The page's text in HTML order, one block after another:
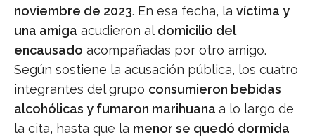
noviembre de 2023. En esa fecha, la víctima y
una amiga acudieron al domicilio del
encausado acompañadas por otro amigo.
Según sostiene la acusación pública, los cuatro
integrantes del grupo consumieron bebidas
alcohólicas y fumaron marihuana a lo largo de
la cita, hasta que la menor se quedó dormida